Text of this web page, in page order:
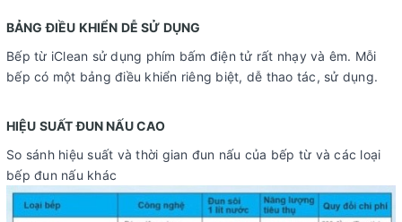
BẢNG ĐIỀU KHIỂN DỄ SỬ DỤNG
Bếp từ iClean sử dụng phím bấm điện tử rất nhạy và êm. Mỗi
bếp có một bảng điều khiển riêng biệt, dễ thao tác, sử dụng.
HIỆU SUẤT ĐUN NẤU CAO
So sánh hiệu suất và thời gian đun nấu của bếp từ và các loại
bếp đun nấu khác